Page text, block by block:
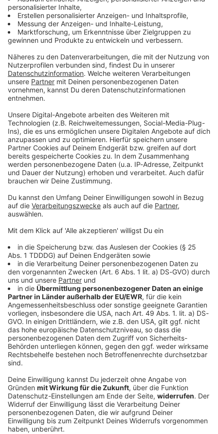
Zum Newsletter anmelden
Du möchtest uns etwas sagen?
Studio Hotline
Kontaktformular
Sprachnachricht
© dpa-infocom, dpa:260115-930-547085/1
Stars
Rock-Legende Glenn Hughes zieht sich von
der Bühne zurück
Er gilt als «The Voice Of Rock» und hat nicht nur mit
Deep Purple die Rock-Musik geprägt und verändert.